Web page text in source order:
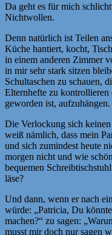
Da geht es für mich
Nichtwollen.
Denn natürlich ist Teilen
Küche hantiert, kocht,
in einem anderen Zimmer
in mir sehr stark sitzen
Schultaschen zu schauen,
Elternhefte zu kontrollieren
geworden ist, aufzuhängen.
Die Verlockung sich
weiß nämlich, dass mein
und sich zumindest heute
morgen nicht und wie
bequemen
läse?
Und dann, wenn er nach
würde: „Patricia, Du
machen?“ zu sagen:
musst mir doch nur sagen